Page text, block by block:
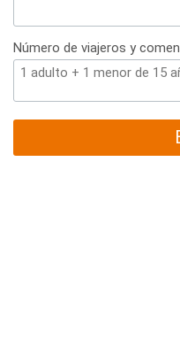
Número de viajeros y